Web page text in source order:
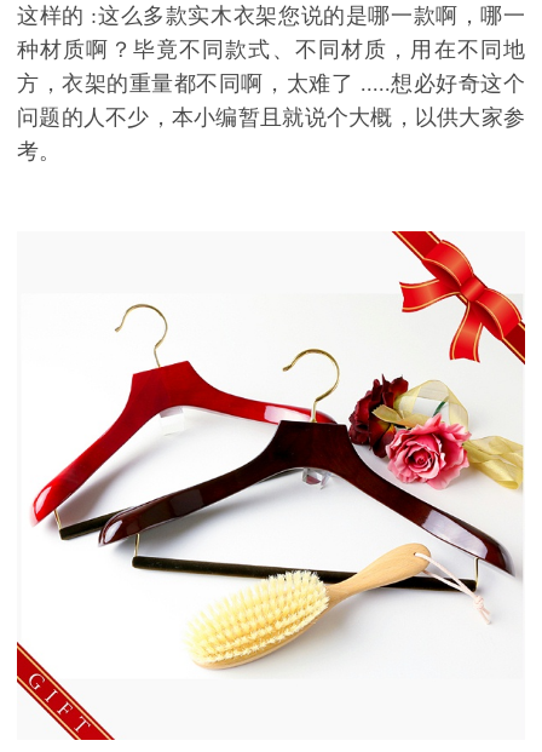
这样的 :这么多款实木衣架您说的是哪一款啊，哪一
种材质啊？毕竟不同款式、不同材质，用在不同地
方，衣架的重量都不同啊，太难了 .....想必好奇这个
问题的人不少，本小编暂且就说个大概，以供大家参
考。